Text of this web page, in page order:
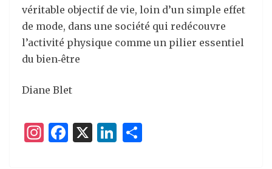
véritable objectif de vie, loin d’un simple effet
de mode, dans une société qui redécouvre
l’activité physique comme un pilier essentiel
du bien‑être
Diane Blet
I
F
X
Li